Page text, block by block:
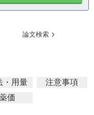
論文検索
・用量
注意事項
価